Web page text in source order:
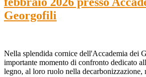
Georgofili
Nella splendida cornice dell'Accademia dei
importante momento di confronto dedicato
legno, al loro ruolo nella decarbonizzazione,